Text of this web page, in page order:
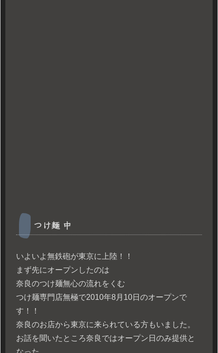
つけ麺 中
いよいよ無鉄砲が東京に上陸！！
まず先にオープンしたのは
奈良のつけ麺無心の流れをくむ
つけ麺専門店無極で2010年8月10日のオープンで
す！！
奈良のお店から東京に来られている方もいました。
お話を聞いたところ奈良ではオープン日のみ提供と